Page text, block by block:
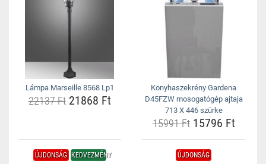
Lámpa Marseille 8568 Lp1
22137 Ft21868 Ft
Konyhaszekrény Gardena
D45FZW mosogatógép ajtaja
713 X 446 szürke
15991 Ft15796 Ft
ÚJDONSÁG KEDVEZMÉNY ÚJDONSÁG